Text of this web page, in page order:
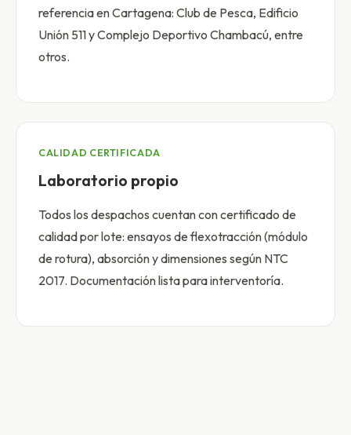
referencia en Cartagena: Club de Pesca, Edificio
Unión 511 y Complejo Deportivo Chambacú, entre
otros.
CALIDAD CERTIFICADA
Laboratorio propio
Todos los despachos cuentan con certificado de
calidad por lote: ensayos de flexotracción (módulo
de rotura), absorción y dimensiones según NTC
2017. Documentación lista para interventoría.